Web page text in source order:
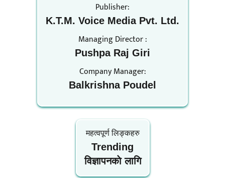
Publisher:
K.T.M. Voice Media Pvt. Ltd.
Managing Director :
Pushpa Raj Giri
Company Manager:
Balkrishna Poudel
महत्वपूर्ण लिङ्कहरु
Trending
विज्ञापनकाे लागि